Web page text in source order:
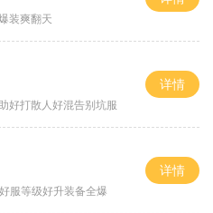
装爽翻天
好打散人好混告别坑服
详情
服等级好升装备全爆
详情